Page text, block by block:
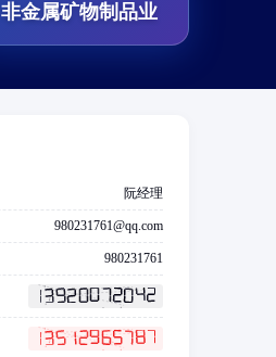
非金属矿物制品业
阮经理
980231761@qq.com
980231761